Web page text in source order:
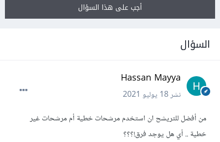
أجب على هذا السؤال
السؤال
Hassan Mayya
نشر18 يوليو 2021
من أفضل للتريشح ان استخدم مرشحات خطية أم مرشحات غير
خطية .. أي هل يوجد فرق!؟؟؟